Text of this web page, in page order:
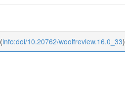
(info:doi/10.20762/woolfreview.16.0_33)